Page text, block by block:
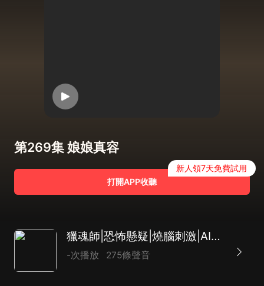
第269集 娘娘真容
打開APP收聽
新人領7天免費試用
獵魂師|恐怖懸疑|燒腦刺激|AI多播
-次播放 275條聲音